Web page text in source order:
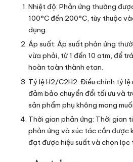
Nhiệt độ: Phản ứng thường
100°C đến 200°C, tùy thuộc
dụng.
Áp suất: Áp suất phản ứng
vừa phải, từ 1 đến 10 atm, để
hoàn toàn thành etan.
Tỷ lệ H2/C2H2: Điều chỉnh tỷ
đảm bảo chuyển đổi tối ưu và
sản phẩm phụ không mong
Thời gian phản ứng: Thời gian
phản ứng và xúc tác cần được
đạt được hiệu suất và chọn lọc